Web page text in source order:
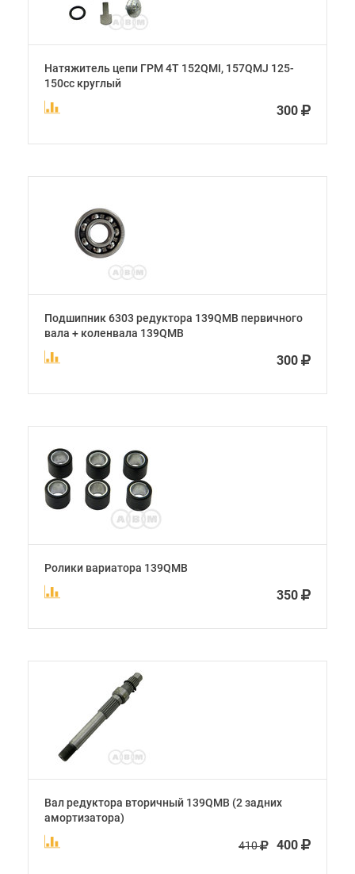
Натяжитель цепи ГРМ 4Т 152QMI, 157QMJ 125-
150сс круглый
300
Подшипник 6303 редуктора 139QMB первичного
вала + коленвала 139QMB
300
Ролики вариатора 139QMB
350
Вал редуктора вторичный 139QMB (2 задних
амортизатора)
410 400